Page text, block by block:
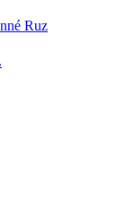
Ruz